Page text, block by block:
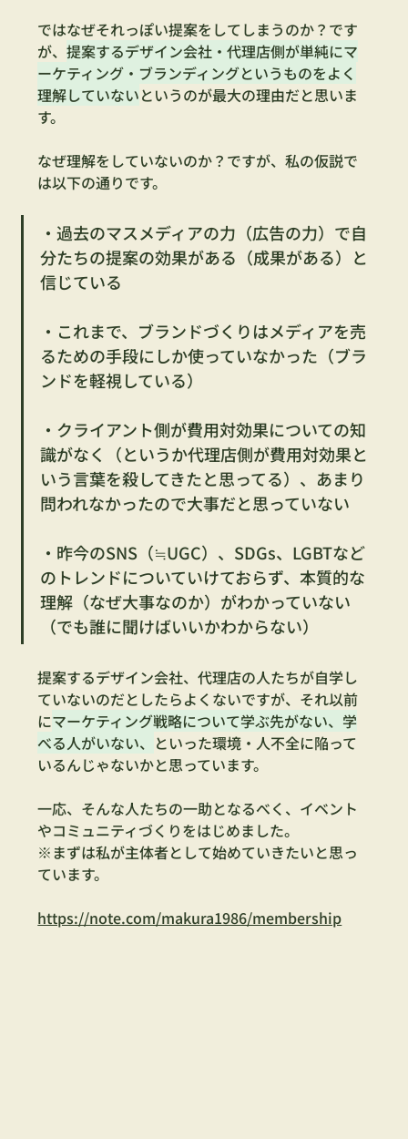
ではなぜそれっぽい提案をしてしまうのか？です
が、提案するデザイン会社・代理店側が単純にマ
ーケティング・ブランディングというものをよく
理解していないというのが最大の理由だと思いま
す。
なぜ理解をしていないのか？ですが、私の仮説で
は以下の通りです。
・過去のマスメディアの力（広告の力）で自
分たちの提案の効果がある（成果がある）と
信じている
・これまで、ブランドづくりはメディアを売
るための手段にしか使っていなかった（ブラ
ンドを軽視している）
・クライアント側が費用対効果についての知
識がなく（というか代理店側が費用対効果と
いう言葉を殺してきたと思ってる）、あまり
問われなかったので大事だと思っていない
・昨今のSNS（≒UGC）、SDGs、LGBTなど
のトレンドについていけておらず、本質的な
理解（なぜ大事なのか）がわかっていない
（でも誰に聞けばいいかわからない）
提案するデザイン会社、代理店の人たちが自学し
ていないのだとしたらよくないですが、それ以前
にマーケティング戦略について学ぶ先がない、学
べる人がいない、 といった環境・人不全に陥って
いるんじゃないかと思っています。
一応、そんな人たちの一助となるべく、イベント
やコミュニティづくりをはじめました。
※まずは私が主体者として始めていきたいと思っ
ています。
https://note.com/makura1986/membership